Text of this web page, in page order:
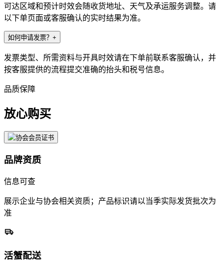
可达区域和预计时效会随收货地址、天气及承运服务调整。请
以下单页面或客服确认的实时结果为准。
如何申请发票？ +
发票类型、所需资料与开具时效请在下单前联系客服确认，并
按客服提供的流程提交准确的抬头和税号信息。
品质保障
放心购买
品牌资质
信息可查
展示企业与协会相关资质；产品标识请以当季实际发货批次为
准
活蟹配送